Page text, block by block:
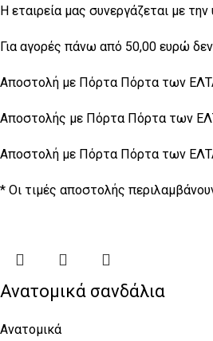
Η εταιρεία μας συνεργάζεται με
Για αγορές πάνω από 50,00 ευρώ
Αποστολή με Πόρτα Πόρτα των ΕΛΤΑ
Αποστολής με Πόρτα Πόρτα των
Αποστολή με Πόρτα Πόρτα των
* Οι τιμές αποστολής
Ανατομικά σανδάλια
Ανατομικά